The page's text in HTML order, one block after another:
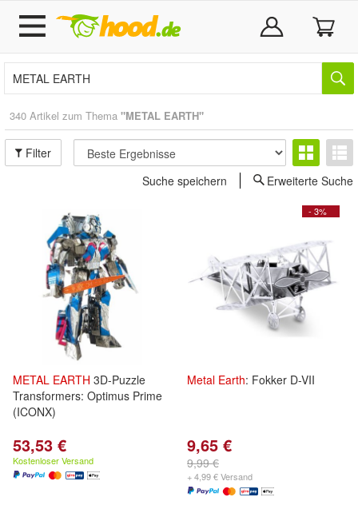
340 Artikel zum Thema "METAL EARTH"
Filter
Suche speichern
Erweiterte Suche
METAL EARTH 3D-Puzzle
Transformers: Optimus Prime
(ICONX)
53,53 €
Kostenloser Versand
- 3%
Metal Earth: Fokker D-VII
9,65 €
9,99 €
+ 4,99 € Versand